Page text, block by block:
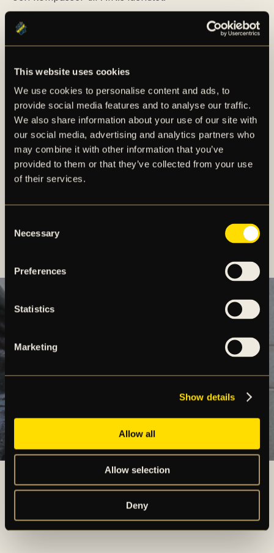
This website uses cookies
We use cookies to personalise content and ads, to
provide social media features and to analyse our traffic.
We also share information about your use of our site with
our social media, advertising and analytics partners who
may combine it with other information that you’ve
provided to them or that they’ve collected from your use
of their services.
Selection
Necessary
Preferences
Statistics
Marketing
Show details
Allow all
Allow selection
Deny
Det är ett livsverk i svart och gult som kommer att
inspirera och engagera framtida generationer av
Förhoppningen är att denna unika prestation också
snart kommer att krönas med ett AIK museum så alla
kan ta del av vår svartgula saga.
Juryn för Lennart Johanssons Stipendium
2023: Hans Liljecrantz
Pristagare av Lennart Johannson stipendium 2025 – Urban